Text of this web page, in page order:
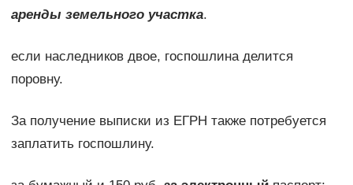
аренды земельного участка.
если наследников двое, госпошлина делится
поровну.
За получение выписки из ЕГРН также потребуется
заплатить госпошлину.